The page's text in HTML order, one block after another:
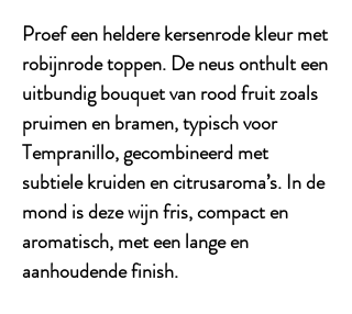
Proef een heldere kersenrode kleur met
robijnrode toppen. De neus onthult een
uitbundig bouquet van rood fruit zoals
pruimen en bramen, typisch voor
Tempranillo, gecombineerd met
subtiele kruiden en citrusaroma’s. In de
mond is deze wijn fris, compact en
aromatisch, met een lange en
aanhoudende finish.